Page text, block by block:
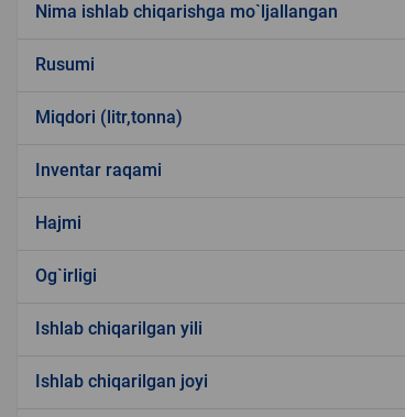
Nima ishlab chiqarishga mo`ljallangan
Rusumi
Miqdori (litr,tonna)
Inventar raqami
Hajmi
Og`irligi
Ishlab chiqarilgan yili
Ishlab chiqarilgan joyi